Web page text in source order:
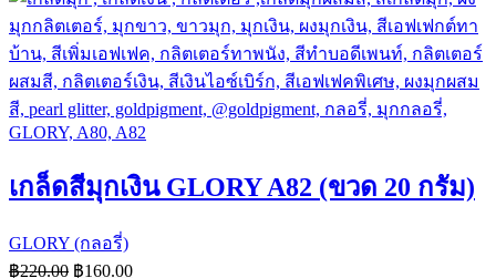
เกล็ดสีมุกเงิน GLORY A82 (ขวด 20 กรัม)
GLORY (กลอรี่)
฿220.00 ฿160.00